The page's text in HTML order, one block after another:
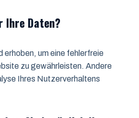
Ihre Daten?
erhoben, um eine fehlerfreie
zu gewährleisten. Andere
Ihres Nutzerverhaltens